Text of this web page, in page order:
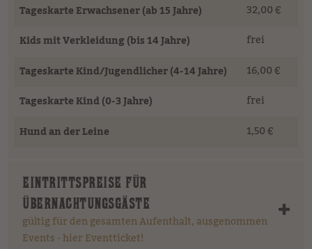
Tageskarte Erwachsener (ab 15 Jahre)
32,00 €
Kids mit Verkleidung (bis 14 Jahre)
frei
Tageskarte Kind/Jugendlicher (4-14 Jahre)
16,00 €
Tageskarte Kind (0-3 Jahre)
frei
Hund an der Leine
1,50 €
EINTRITTSPREISE FÜR
ÜBERNACHTUNGSGÄSTE
gültig für den gesamten Aufenthalt, ausgenommen
Events - hier Eventticket!